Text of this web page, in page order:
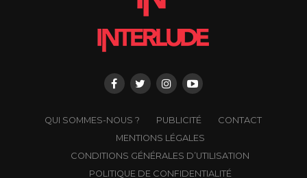
QUI SOMMES-NOUS ? PUBLICITÉ
CONTACT
MENTIONS LÉGALES
CONDITIONS GÉNÉRALES D’UTILISATION
POLITIQUE DE CONFIDENTIALITÉ